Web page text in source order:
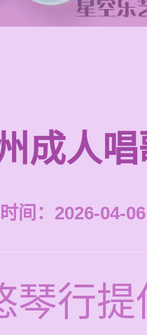
成人
时间：2026-04-
琴行